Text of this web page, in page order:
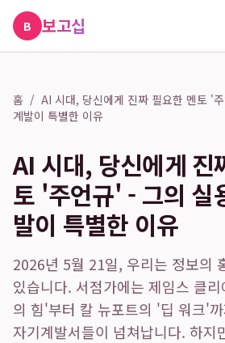
B 보고십
홈 / AI 시대, 당신에게 진짜 필요한 멘토 '
계발이 특별한 이유
AI 시대, 당신에게 진
토 '주언규' - 그의 실
발이 특별한 이유
2026년 5월 21일, 우리는 정보의
있습니다. 서점가에는 제임스 클
의 힘'부터 칼 뉴포트의 '딥 워크'
자기계발서들이 넘쳐납니다. 하지